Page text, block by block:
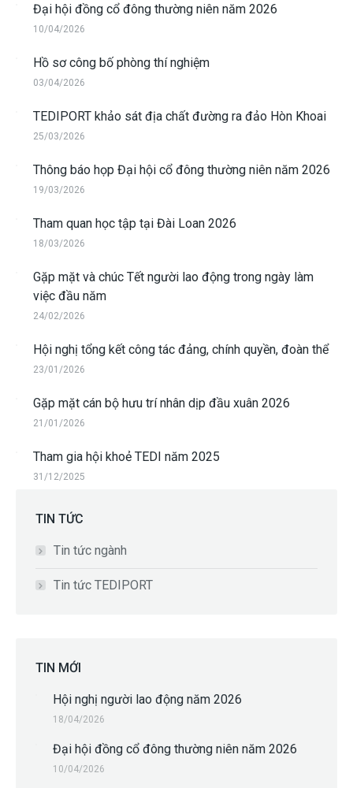
Đại hội đồng cổ đông thường niên năm 2026
10/04/2026
Hồ sơ công bố phòng thí nghiệm
03/04/2026
TEDIPORT khảo sát địa chất đường ra đảo Hòn Khoai
25/03/2026
Thông báo họp Đại hội cổ đông thường niên năm 2026
19/03/2026
Tham quan học tập tại Đài Loan 2026
18/03/2026
Gặp mặt và chúc Tết người lao động trong ngày làm
việc đầu năm
24/02/2026
Hội nghị tổng kết công tác đảng, chính quyền, đoàn thể
23/01/2026
Gặp mặt cán bộ hưu trí nhân dịp đầu xuân 2026
21/01/2026
Tham gia hội khoẻ TEDI năm 2025
31/12/2025
TIN TỨC
Tin tức ngành
Tin tức TEDIPORT
TIN MỚI
Hội nghị người lao động năm 2026
18/04/2026
Đại hội đồng cổ đông thường niên năm 2026
10/04/2026